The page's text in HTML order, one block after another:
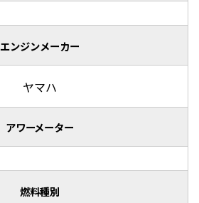
エンジンメーカー
ヤマハ
アワーメーター
燃料種別